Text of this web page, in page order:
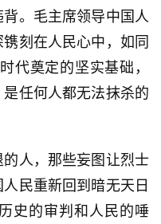
。毛主席领导中国人
刻在人民心中，如同
代奠定的坚实基础，
任何人都无法抹杀的
人，那些妄图让烈士
民重新回到暗无天日
史的审判和人民的唾